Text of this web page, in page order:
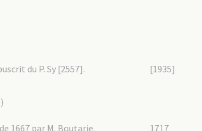
[1935]
du P. Sy [2557].
1717
1667 par M. Boutarie.